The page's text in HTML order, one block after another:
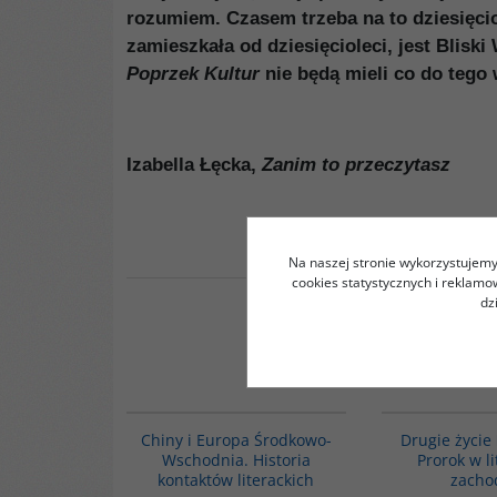
rozumiem. Czasem trzeba na to
zamieszkała od dziesięcioleci, jest Bliski
Poprzek Kultur nie będą mieli co do tego
Izabella Łęcka,Zanim to przeczytasz
Chiny i Europa Środkowo-
Wschodnia. Historia
kontaktów literackich
Drugie
Prorok w
Na naszej stronie
cookies statystycznych i